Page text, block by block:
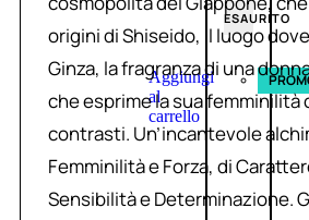
ESAURITO
Aggiungi
al
carrello
origini di Shiseido, il luogo
Ginza, la fragranza di una
che esprime la sua femminilità
contrasti. Un’incantevole
Femminilità e Forza, di
Sensibilità e Determinazione.